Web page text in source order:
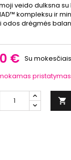
veido dulksna
kompleksu ir
odos drėgmės
€ Su mokesčiais
